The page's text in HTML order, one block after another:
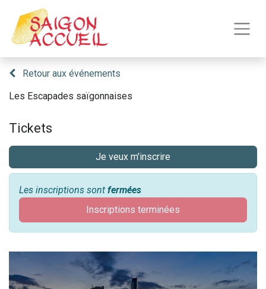
Retour aux événements
Les Escapades saïgonnaises
Tickets
Je veux m'inscrire
Les inscriptions sont fermées
Inscriptions terminées